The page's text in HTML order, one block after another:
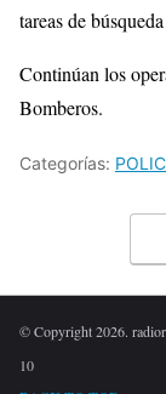
tareas de
Continúan los
Bomberos.
Categorías:
© Copyright 2026.
10